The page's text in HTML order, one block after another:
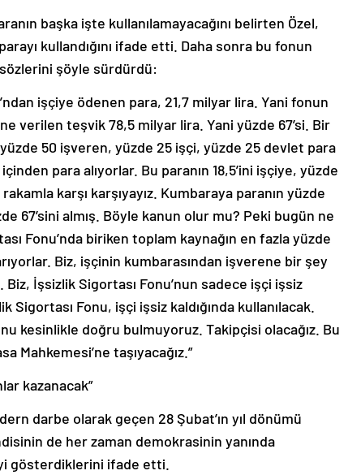
başka işte kullanılamayacağını belirten Özel,
kullandığını ifade etti. Daha sonra bu fonun
sözlerini şöyle sürdürdü:
işçiye ödenen para, 21,7 milyar lira. Yani fonun
verilen teşvik 78,5 milyar lira. Yani yüzde 67’si. Bir
50 işveren, yüzde 25 işçi, yüzde 25 devlet para
para alıyorlar. Bu paranın 18,5’ini işçiye, yüzde
karşı karşıyayız. Kumbaraya paranın yüzde
67’sini almış. Böyle kanun olur mu? Peki bugün ne
Fonu’nda biriken toplam kaynağın en fazla yüzde
Biz, işçinin kumbarasından işverene bir şey
İşsizlik Sigortası Fonu’nun sadece işçi işsiz
Sigortası Fonu, işçi işsiz kaldığında kullanılacak.
kesinlikle doğru bulmuyoruz. Takipçisi olacağız. Bu
Mahkemesi’ne taşıyacağız.”
kazanacak”
darbe olarak geçen 28 Şubat’ın yıl dönümü
de her zaman demokrasinin yanında
gösterdiklerini ifade etti.